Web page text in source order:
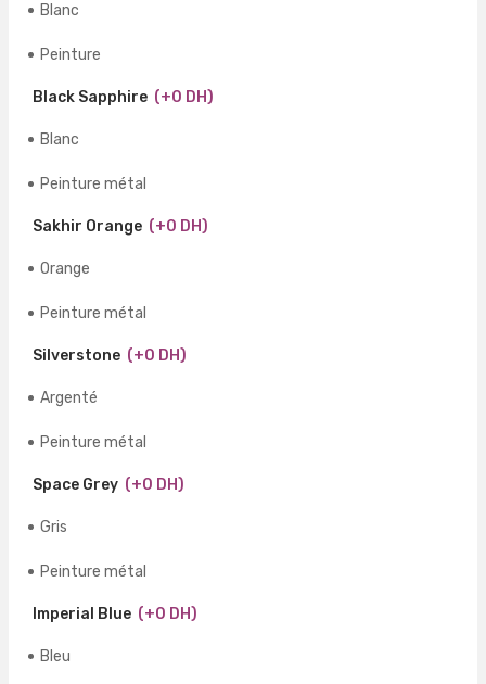
Blanc
Peinture
Black Sapphire (+0 DH)
Blanc
Peinture métal
Sakhir Orange (+0 DH)
Orange
Peinture métal
Silverstone (+0 DH)
Argenté
Peinture métal
Space Grey (+0 DH)
Gris
Peinture métal
Imperial Blue (+0 DH)
Bleu